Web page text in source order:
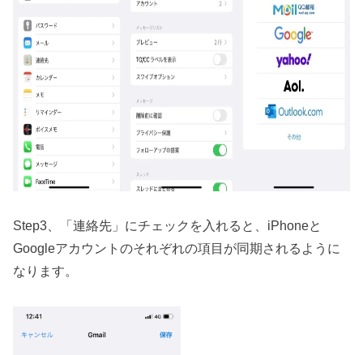
Step3、「連絡先」にチェックを入れると、iPhoneと
Googleアカウントのそれぞれの項目が同期されるように
なります。